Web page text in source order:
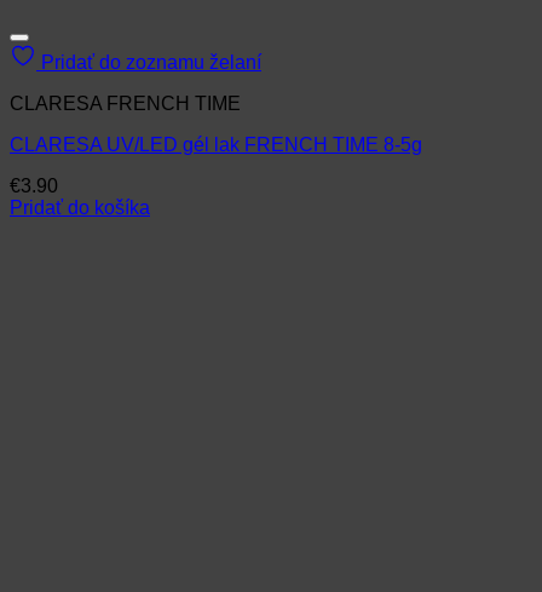
Pridať do zoznamu želaní
CLARESA FRENCH TIME
CLARESA UV/LED gél lak FRENCH TIME 8-5g
€3.90
Pridať do košíka